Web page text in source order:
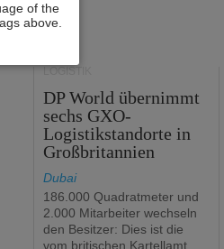
of the
above.
LOGISTIK
DP World übernimmt
sechs GXO-
Logistikstandorte in
Großbritannien
Dubai
186.000 Quadratmeter und
2.000 Mitarbeiter wechseln
den Besitzer: Dies ist die
vom britischen Kartellamt